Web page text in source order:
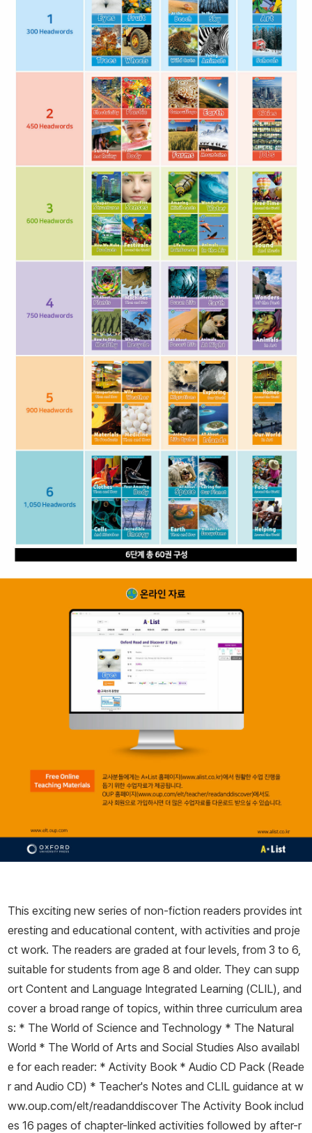
This exciting new series of non-fiction readers provides int
eresting and educational content, with activities and proje
ct work. The readers are graded at four levels, from 3 to 6,
suitable for students from age 8 and older. They can supp
ort Content and Language Integrated Learning (CLIL), and
cover a broad range of topics, within three curriculum area
s: * The World of Science and Technology * The Natural
World * The World of Arts and Social Studies Also availabl
e for each reader: * Activity Book * Audio CD Pack (Reade
r and Audio CD) * Teacher's Notes and CLIL guidance at w
ww.oup.com/elt/readanddiscover The Activity Book includ
es 16 pages of chapter-linked activities followed by after-r